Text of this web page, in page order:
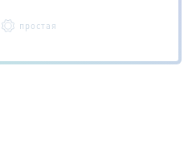
простая